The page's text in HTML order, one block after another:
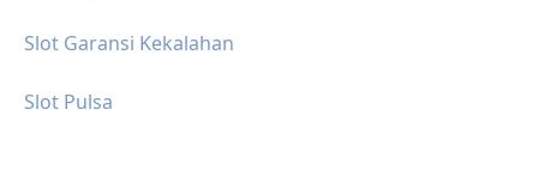
Slot Garansi Kekalahan
Slot Pulsa